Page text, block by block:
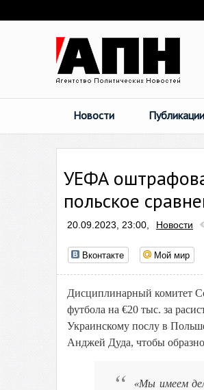
Новости Публикации
УЕФА
польское
20.09.2023, 23:00, Новости
Вконтакте Мой мир
Дисциплинарный комитет
футбола на €20 тыс. за
Украинскому послу в
Анджей Дуда, чтобы
«Мы имеем